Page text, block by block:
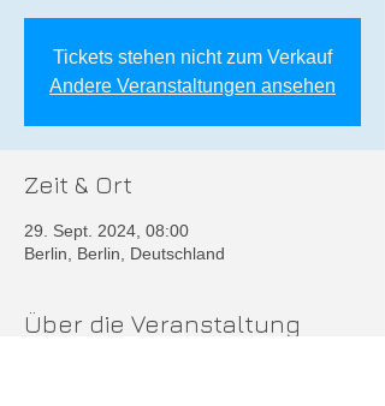
Tickets stehen nicht zum Verkauf
Andere Veranstaltungen ansehen
Zeit & Ort
29. Sept. 2024, 08:00
Berlin, Berlin, Deutschland
Über die Veranstaltung